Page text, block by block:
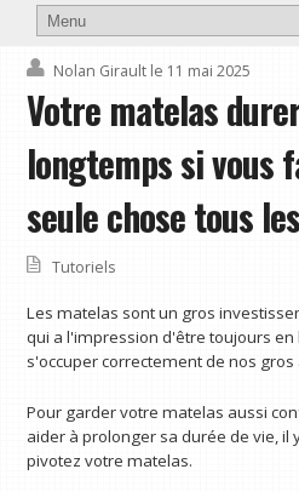
Nolan Girault le 11 mai 2025
Votre matelas
longtemps si vous
seule chose tous
Tutoriels
Les matelas sont un gros
qui a l'impression d'être toujours
s'occuper correctement de nos gros
Pour garder votre matelas aussi
aider à prolonger sa durée de vie, il
pivotez votre matelas.